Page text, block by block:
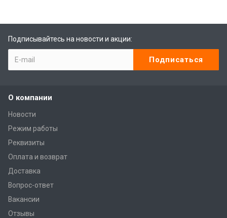
Подписывайтесь на новости и акции:
О компании
Новости
Режим работы
Реквизиты
Оплата и возврат
Доставка
Вопрос-ответ
Вакансии
Отзывы